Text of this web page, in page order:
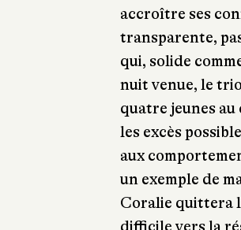
accroître ses
transparente,
qui, solide
nuit venue, le
quatre jeunes
les excès
aux
un exemple de
Coralie quittera
difficile vers la